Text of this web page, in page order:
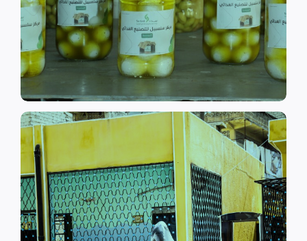
الى الاهتمام بالمشاريع التنموية.
اقرأ المزيد
التعليمية أو المتأخرين عن المراحل
الدراسية بسبب الصراع القائم.
اقرأ المزيد